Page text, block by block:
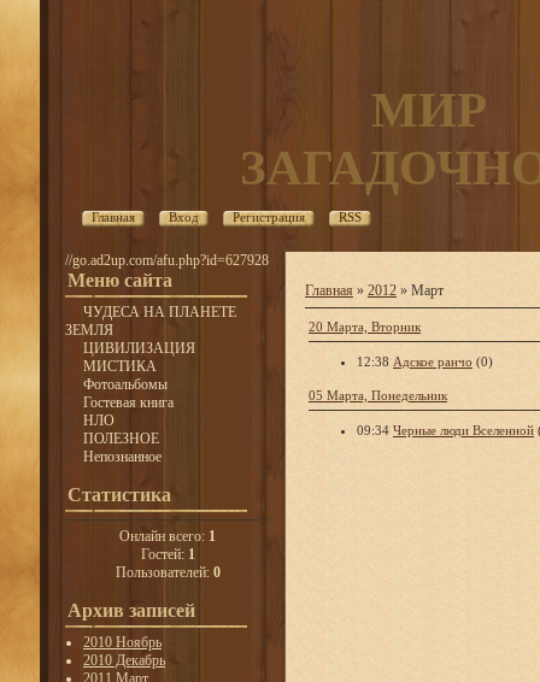
МИР
Главная Вход Регистрация RSS
//go.ad2up.com/afu.php?id=627928
Меню сайта
ЧУДЕСА НА ПЛАНЕТЕ
ЗЕМЛЯ
ЦИВИЛИЗАЦИЯ
МИСТИКА
Фотоальбомы
Гостевая книга
НЛО
ПОЛЕЗНОЕ
Непознанное
Статистика
Онлайн всего: 1
Гостей: 1
Пользователей: 0
Архив записей
2010 Ноябрь
2010 Декабрь
2011 Март
Главная » 2012 » Март
20 Марта, Вторник
12:38 Адское ранчо (0)
05 Марта, Понедельник
09:34 Черные люди Вселенной